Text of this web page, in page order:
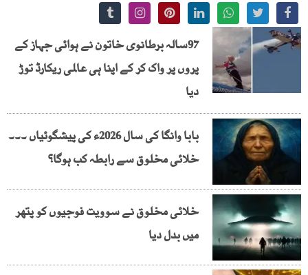
97سالہ برطانوی خاتون نے ہوائی جہاز کے
پروں پر واک کر کے اپنا ہی عالمی ریکارڈ توڑ
دیا
بابا وانگا کی سال 2026ء کی پیشگوئیاں ۔۔۔
خلائی مخلوق سے رابطہ کب ہوگا؟
خلائی مخلوق نے سوویت فوجیوں کو پتھر
میں بدل دیا